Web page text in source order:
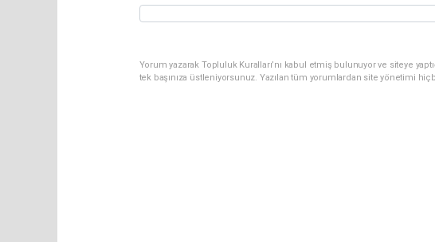
Yorum yazarak Topluluk Kuralları’nı kabul etmiş bulunuyor ve siteye
tek başınıza üstleniyorsunuz. Yazılan tüm yorumlardan site yönetimi